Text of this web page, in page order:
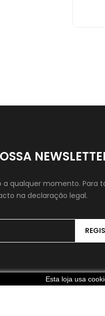
a qualquer momento. Para
na declaração legal.
Esta loja usa